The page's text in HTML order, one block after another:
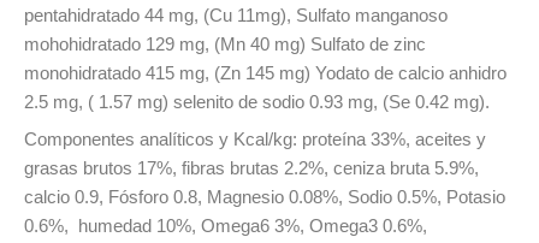
pentahidratado 44 mg, (Cu 11mg), Sulfato manganoso
mohohidratado 129 mg, (Mn 40 mg) Sulfato de zinc
monohidratado 415 mg, (Zn 145 mg) Yodato de calcio anhidro
2.5 mg, ( 1.57 mg) selenito de sodio 0.93 mg, (Se 0.42 mg).
Componentes analíticos y Kcal/kg: proteína 33%, aceites y
grasas brutos 17%, fibras brutas 2.2%, ceniza bruta 5.9%,
calcio 0.9, Fósforo 0.8, Magnesio 0.08%, Sodio 0.5%, Potasio
0.6%, humedad 10%, Omega6 3%, Omega3 0.6%,